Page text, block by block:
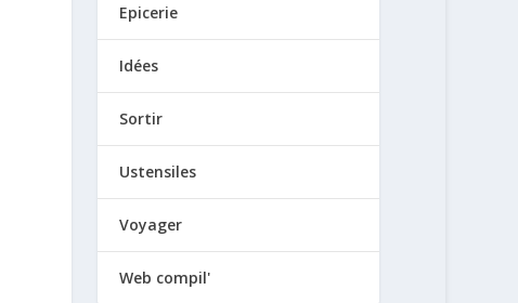
Epicerie
Idées
Sortir
Ustensiles
Voyager
Web compil'